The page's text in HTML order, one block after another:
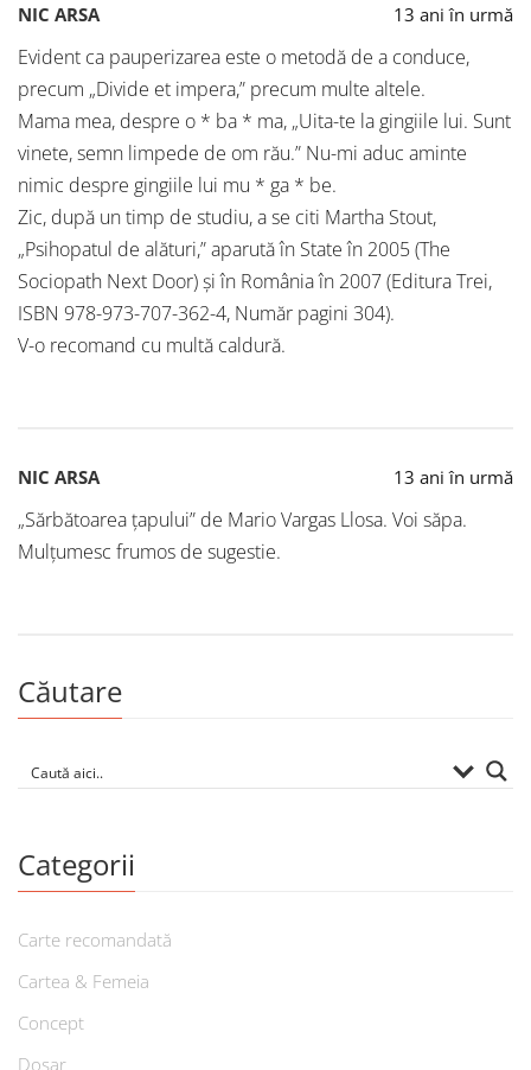
NIC ARSA 13 ani în urmă
Evident ca pauperizarea este o metodă de a conduce,
precum „Divide et impera,” precum multe altele.
Mama mea, despre o * ba * ma, „Uita-te la gingiile lui. Sunt
vinete, semn limpede de om rău.” Nu-mi aduc aminte
nimic despre gingiile lui mu * ga * be.
Zic, după un timp de studiu, a se citi Martha Stout,
„Psihopatul de alături,” aparută în State în 2005 (The
Sociopath Next Door) și în România în 2007 (Editura Trei,
ISBN 978-973-707-362-4, Număr pagini 304).
V-o recomand cu multă caldură.
NIC ARSA 13 ani în urmă
„Sărbătoarea țapului” de Mario Vargas Llosa. Voi săpa.
Mulțumesc frumos de sugestie.
Căutare
Categorii
Carte recomandată
Cartea & Femeia
Concept
Dosar